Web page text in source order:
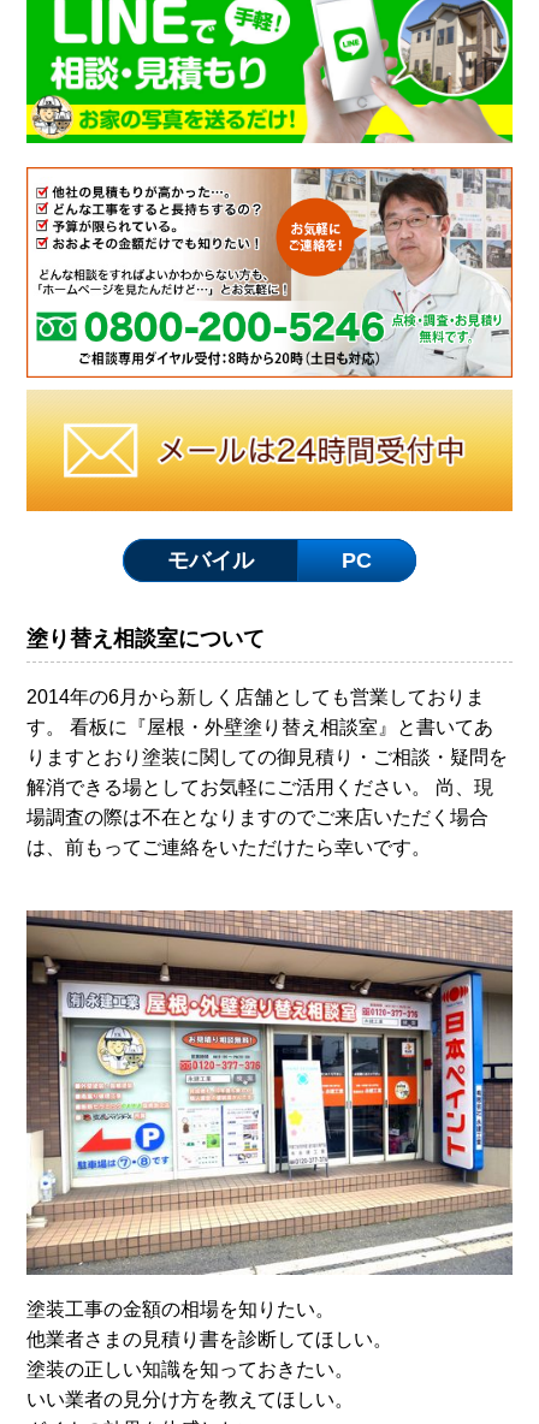
モバイル PC
塗り替え相談室について
2014年の6月から新しく店舗としても営業しておりま
す。 看板に『屋根・外壁塗り替え相談室』と書いてあ
りますとおり塗装に関しての御見積り・ご相談・疑問を
解消できる場としてお気軽にご活用ください。 尚、現
場調査の際は不在となりますのでご来店いただく場合
は、前もってご連絡をいただけたら幸いです。
塗装工事の金額の相場を知りたい。
他業者さまの見積り書を診断してほしい。
塗装の正しい知識を知っておきたい。
いい業者の見分け方を教えてほしい。